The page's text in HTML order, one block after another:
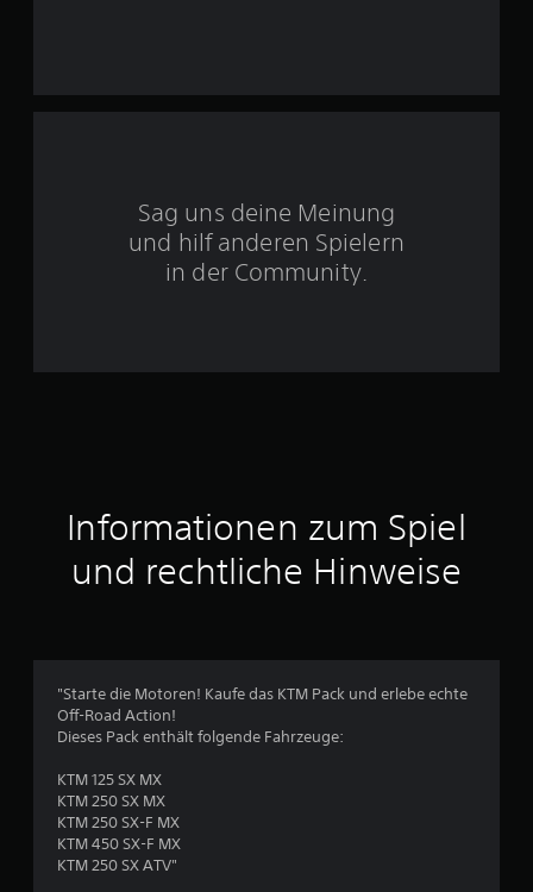
t
B
w
e
Sag uns deine Meinung
und hilf anderen Spielern
in der Community.
Informationen zum Spiel
und rechtliche Hinweise
"Starte die Motoren! Kaufe das KTM Pack und erlebe echte
Off-Road Action!
Dieses Pack enthält folgende Fahrzeuge:
KTM 125 SX MX
KTM 250 SX MX
KTM 250 SX-F MX
KTM 450 SX-F MX
KTM 250 SX ATV"